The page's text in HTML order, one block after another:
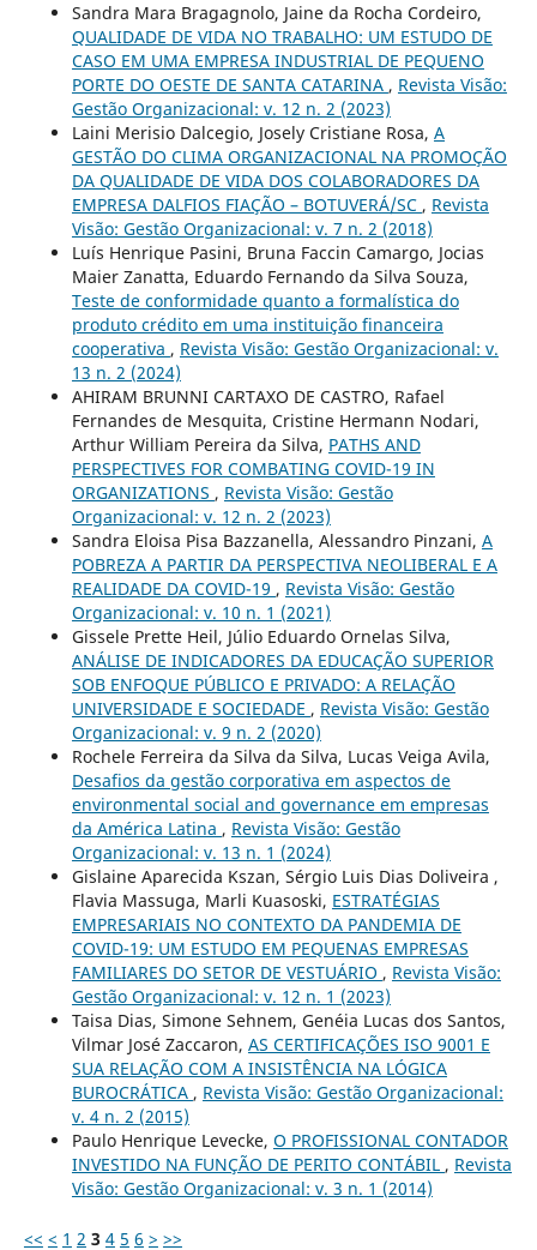
Sandra Mara Bragagnolo, Jaine da Rocha Cordeiro,
QUALIDADE DE VIDA NO TRABALHO: UM ESTUDO DE
CASO EM UMA EMPRESA INDUSTRIAL DE PEQUENO
PORTE DO OESTE DE SANTA CATARINA , Revista Visão:
Gestão Organizacional: v. 12 n. 2 (2023)
Laini Merisio Dalcegio, Josely Cristiane Rosa, A
GESTÃO DO CLIMA ORGANIZACIONAL NA PROMOÇÃO
DA QUALIDADE DE VIDA DOS COLABORADORES DA
EMPRESA DALFIOS FIAÇÃO – BOTUVERÁ/SC , Revista
Visão: Gestão Organizacional: v. 7 n. 2 (2018)
Luís Henrique Pasini, Bruna Faccin Camargo, Jocias
Maier Zanatta, Eduardo Fernando da Silva Souza,
Teste de conformidade quanto a formalística do
produto crédito em uma instituição financeira
cooperativa , Revista Visão: Gestão Organizacional: v.
13 n. 2 (2024)
AHIRAM BRUNNI CARTAXO DE CASTRO, Rafael
Fernandes de Mesquita, Cristine Hermann Nodari,
Arthur William Pereira da Silva, PATHS AND
PERSPECTIVES FOR COMBATING COVID-19 IN
ORGANIZATIONS , Revista Visão: Gestão
Organizacional: v. 12 n. 2 (2023)
Sandra Eloisa Pisa Bazzanella, Alessandro Pinzani, A
POBREZA A PARTIR DA PERSPECTIVA NEOLIBERAL E A
REALIDADE DA COVID-19 , Revista Visão: Gestão
Organizacional: v. 10 n. 1 (2021)
Gissele Prette Heil, Júlio Eduardo Ornelas Silva,
ANÁLISE DE INDICADORES DA EDUCAÇÃO SUPERIOR
SOB ENFOQUE PÚBLICO E PRIVADO: A RELAÇÃO
UNIVERSIDADE E SOCIEDADE , Revista Visão: Gestão
Organizacional: v. 9 n. 2 (2020)
Rochele Ferreira da Silva da Silva, Lucas Veiga Avila,
Desafios da gestão corporativa em aspectos de
environmental social and governance em empresas
da América Latina , Revista Visão: Gestão
Organizacional: v. 13 n. 1 (2024)
Gislaine Aparecida Kszan, Sérgio Luis Dias Doliveira ,
Flavia Massuga, Marli Kuasoski, ESTRATÉGIAS
EMPRESARIAIS NO CONTEXTO DA PANDEMIA DE
COVID-19: UM ESTUDO EM PEQUENAS EMPRESAS
FAMILIARES DO SETOR DE VESTUÁRIO , Revista Visão:
Gestão Organizacional: v. 12 n. 1 (2023)
Taisa Dias, Simone Sehnem, Genéia Lucas dos Santos,
Vilmar José Zaccaron, AS CERTIFICAÇÕES ISO 9001 E
SUA RELAÇÃO COM A INSISTÊNCIA NA LÓGICA
BUROCRÁTICA , Revista Visão: Gestão Organizacional:
v. 4 n. 2 (2015)
Paulo Henrique Levecke, O PROFISSIONAL CONTADOR
INVESTIDO NA FUNÇÃO DE PERITO CONTÁBIL , Revista
Visão: Gestão Organizacional: v. 3 n. 1 (2014)
<< < 1 2 3 4 5 6 > >>